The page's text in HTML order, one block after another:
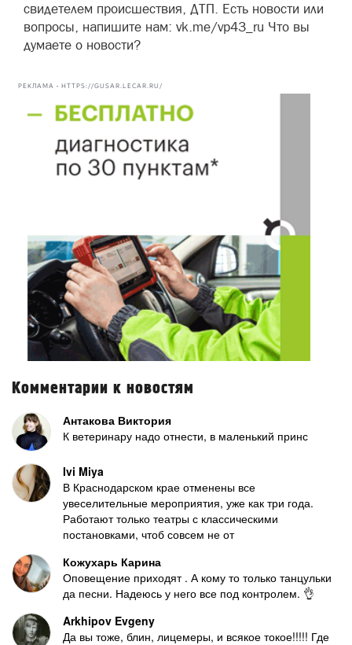
свидетелем происшествия, ДТП. Есть новости или
вопросы, напишите нам: vk.me/vp43_ru Что вы
думаете о новости?
РЕКЛАМА • HTTPS://GUSAR.LECAR.RU/
Комментарии к новостям
Антакова Виктория
К ветеринару надо отнести, в маленький принс
Ivi Miya
В Краснодарском крае отменены все
увеселительные мероприятия, уже как три года.
Работают только театры с классическими
постановками, чтоб совсем не от
Кожухарь Карина
Оповещение приходят . А кому то только танцульки
да песни. Надеюсь у него все под контролем. 👌
Arkhipov Evgeny
Да вы тоже, блин, лицемеры, и всякое токое!!!!! Где